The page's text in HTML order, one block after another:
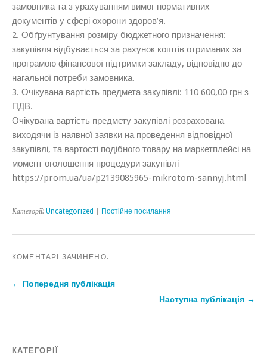
замовника та з урахуванням вимог нормативних
документів у сфері охорони здоров’я.
2. Обґрунтування розміру бюджетного призначення:
закупівля відбувається за рахунок коштів отриманих за
програмою фінансової підтримки закладу, відповідно до
нагальної потреби замовника.
3. Очікувана вартість предмета закупівлі: 110 600,00 грн з
ПДВ.
Очікувана вартість предмету закупівлі розрахована
виходячи із наявної заявки на проведення відповідної
закупівлі, та вартості подібного товару на маркетплейсі на
момент оголошення процедури закупівлі
https://prom.ua/ua/p2139085965-mikrotom-sannyj.html
Категорії: Uncategorized Постійне посилання
КОМЕНТАРІ ЗАЧИНЕНО.
← Попередня публікація
Наступна публікація →
КАТЕГОРІЇ